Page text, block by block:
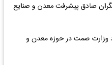
صادق پیشرفت معدن و صنایع
به عملکرد وزارت صمت در حوزه معدن و